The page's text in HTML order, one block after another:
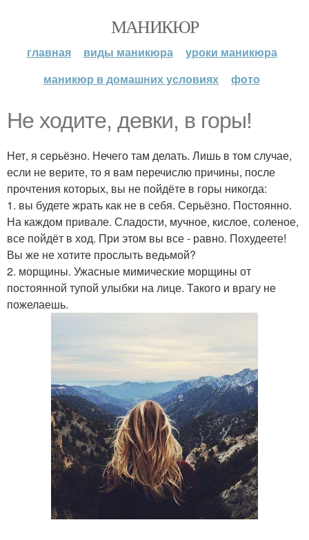
МАНИКЮР
главная виды маникюра
уроки маникюра
маникюр в домашних условиях
фото
Не ходите, девки, в горы!
Нет, я серьёзно. Нечего там делать. Лишь в том случае,
если не верите, то я вам перечислю причины, после
прочтения которых, вы не пойдёте в горы никогда:
1. вы будете жрать как не в себя. Серьёзно. Постоянно.
На каждом привале. Сладости, мучное, кислое, соленое,
все пойдёт в ход. При этом вы все - равно. Похудеете!
Вы же не хотите прослыть ведьмой?
2. морщины. Ужасные мимические морщины от
постоянной тупой улыбки на лице. Такого и врагу не
пожелаешь.